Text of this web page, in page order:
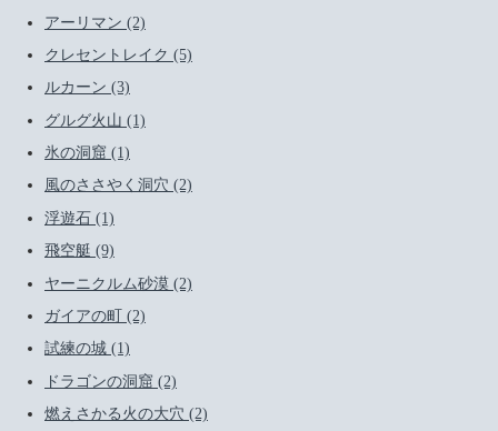
アーリマン (2)
クレセントレイク (5)
ルカーン (3)
グルグ火山 (1)
氷の洞窟 (1)
風のささやく洞穴 (2)
浮遊石 (1)
飛空艇 (9)
ヤーニクルム砂漠 (2)
ガイアの町 (2)
試練の城 (1)
ドラゴンの洞窟 (2)
燃えさかる火の大穴 (2)